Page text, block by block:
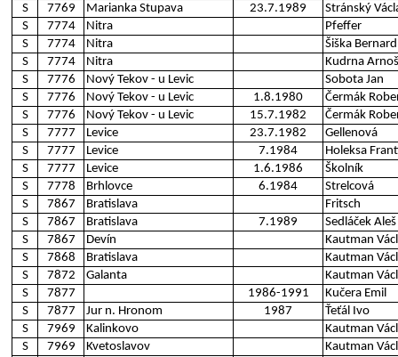
S
7769 Marianka Stupava 23.7.1989
Stránský
S
7774 Nitra
Pfeffer
S
7774 Nitra
Šiška Bernard
S
7774 Nitra
Kudrna
S
7776 Nový Tekov - u Levic
Sobota Jan
S
7776 Nový Tekov - u Levic 1.8.1980
Čermák
S
7776 Nový Tekov - u Levic 15.7.1982
Čermák
S
7777 Levice 23.7.1982
Gellenová
S
7777 Levice 7.1984
Holeksa
S
7777 Levice 1.6.1986
Školník
S
7778 Brhlovce 6.1984
Strelcová
S
7867 Bratislava
Fritsch
S
7867 Bratislava 7.1989
Sedláček Aleš
S
7867 Devín
Kautman
S
7868 Bratislava
Kautman
S
7872 Galanta
Kautman
S
7877 1986-1991
Kučera Emil
S
7877 Jur n. Hronom 1987
Ťeťál Ivo
S
7969 Kalinkovo
Kautman
S
7969 Kvetoslavov Kautman